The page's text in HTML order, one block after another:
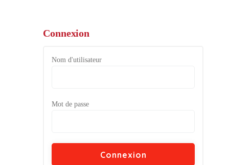
Connexion
Nom d'utilisateur
Mot de passe